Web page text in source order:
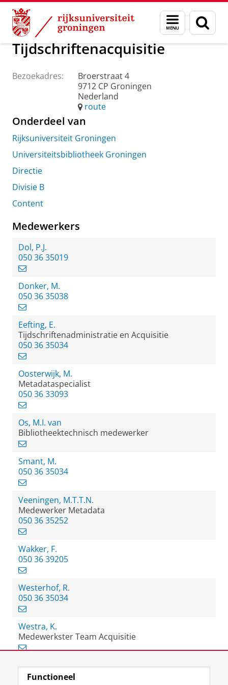
Skip
Content
Skip
Navigation
Menu
en
zoeken
Over ons Praktische zaken Waar vindt u ons
Tijdschriftenacquisitie
Bezoekadres:
Broerstraat 4
9712 CP Groningen
Nederland
route
Onderdeel van
Rijksuniversiteit Groningen
Universiteitsbibliotheek Groningen
Directie
Divisie B
Content
Medewerkers
Dol, P.J.
050 36 35019
Donker, M.
050 36 35038
Eefting, E.
Tijdschriftenadministratie en Acquisitie
050 36 35034
Oosterwijk, M.
Metadataspecialist
050 36 33093
Os, M.I. van
Bibliotheektechnisch medewerker
Smant, M.
050 36 35034
Veeningen, M.T.T.N.
Medewerker Metadata
050 36 35252
Wakker, F.
050 36 39205
Westerhof, R.
050 36 35034
Westra, K.
Medewerkster Team Acquisitie
View this page in:English
Functioneel